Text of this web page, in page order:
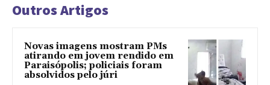
Outros Artigos
Novas imagens mostram PMs
atirando em jovem rendido em
Paraisópolis; policiais foram
absolvidos pelo júri